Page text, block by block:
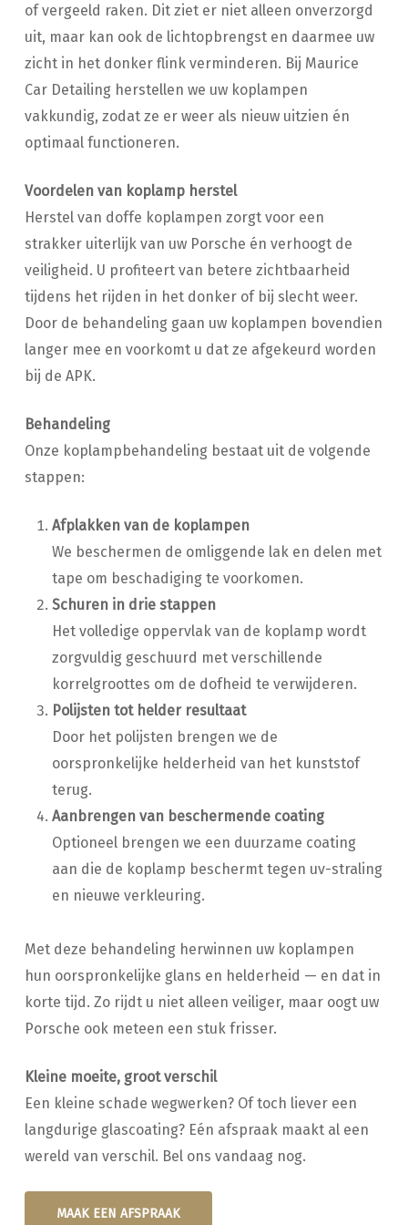
of vergeeld raken. Dit ziet er niet alleen onverzorgd
uit, maar kan ook de lichtopbrengst en daarmee uw
zicht in het donker flink verminderen. Bij Maurice
Car Detailing herstellen we uw koplampen
vakkundig, zodat ze er weer als nieuw uitzien én
optimaal functioneren.
Voordelen van koplamp herstel
Herstel van doffe koplampen zorgt voor een
strakker uiterlijk van uw Porsche én verhoogt de
veiligheid. U profiteert van betere zichtbaarheid
tijdens het rijden in het donker of bij slecht weer.
Door de behandeling gaan uw koplampen bovendien
langer mee en voorkomt u dat ze afgekeurd worden
bij de APK.
Behandeling
Onze koplampbehandeling bestaat uit de volgende
stappen:
Afplakken van de koplampen
We beschermen de omliggende lak en delen met
tape om beschadiging te voorkomen.
Schuren in drie stappen
Het volledige oppervlak van de koplamp wordt
zorgvuldig geschuurd met verschillende
korrelgroottes om de dofheid te verwijderen.
Polijsten tot helder resultaat
Door het polijsten brengen we de
oorspronkelijke helderheid van het kunststof
terug.
Aanbrengen van beschermende coating
Optioneel brengen we een duurzame coating
aan die de koplamp beschermt tegen uv-straling
en nieuwe verkleuring.
Met deze behandeling herwinnen uw koplampen
hun oorspronkelijke glans en helderheid — en dat in
korte tijd. Zo rijdt u niet alleen veiliger, maar oogt uw
Porsche ook meteen een stuk frisser.
Kleine moeite, groot verschil
Een kleine schade wegwerken? Of toch liever een
langdurige glascoating? Eén afspraak maakt al een
wereld van verschil. Bel ons vandaag nog.
MAAK EEN AFSPRAAK